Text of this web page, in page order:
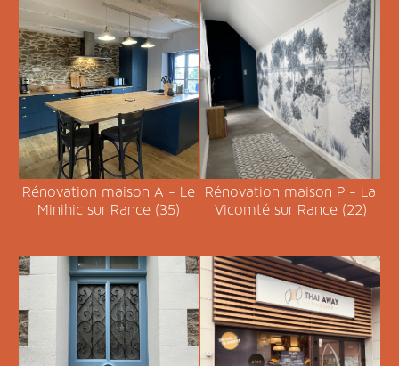
Rénovation maison A - Le
Minihic sur Rance (35)
Rénovation maison P - La
Vicomté sur Rance (22)